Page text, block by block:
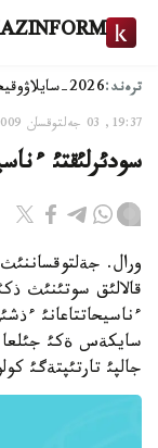
ترەند:2026-سايلاۋ
19:37, 03 جەلتوقسان 2009
سودئرلئقتئ
قالالئق سوتئنئث
سايكةس ةكئ جئلعا
جالپئ تارتئپتةگئ